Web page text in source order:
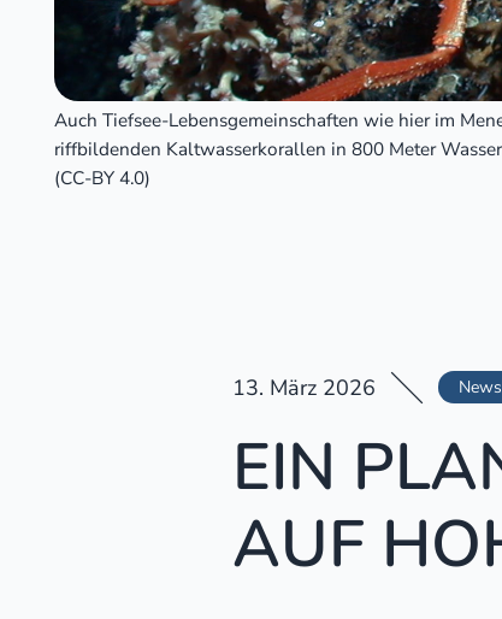
Auch Tiefsee-Lebensgemeinschaften wie hier im
riffbildenden Kaltwasserkorallen in 800 Meter
(CC-BY 4.0)
13. März 2026 News
EIN
AUF